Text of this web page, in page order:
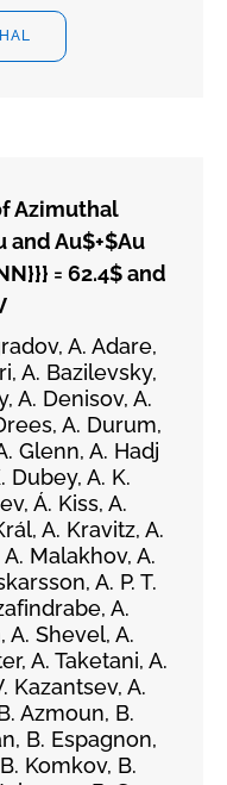
Azimuthal
and Au$+$Au
= 62.4$ and
A. Adare,
A. Bazilevsky,
A. Denisov, A.
A. Durum,
Glenn, A. Hadj
Dubey, A. K.
Á. Kiss, A.
A. Kravitz, A.
Malakhov, A.
A. P. T.
A.
A. Shevel, A.
A. Taketani, A.
Kazantsev, A.
Azmoun, B.
B. Espagnon,
Komkov, B.